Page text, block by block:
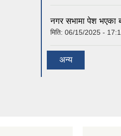
नगर सभामा पेश भएका
मिति: 06/15/2025 -
अन्य